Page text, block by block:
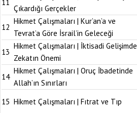
11
Çıkardığı Gerçekler
12
Hikmet Çalışmaları | Kur’an’a ve
Tevrat’a Göre İsrail’in Geleceği
13
Hikmet Çalışmaları | İktisadi Gelişimde
Zekatın Önemi
14
Hikmet Çalışmaları | Oruç İbadetinde
Allah’ın Sınırları
15 Hikmet Çalışmaları | Fıtrat ve Tıp